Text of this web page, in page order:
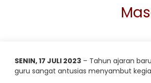
SENIN, 17 JULI 2023 – Tahun ajaran
guru sangat antusias menyambut